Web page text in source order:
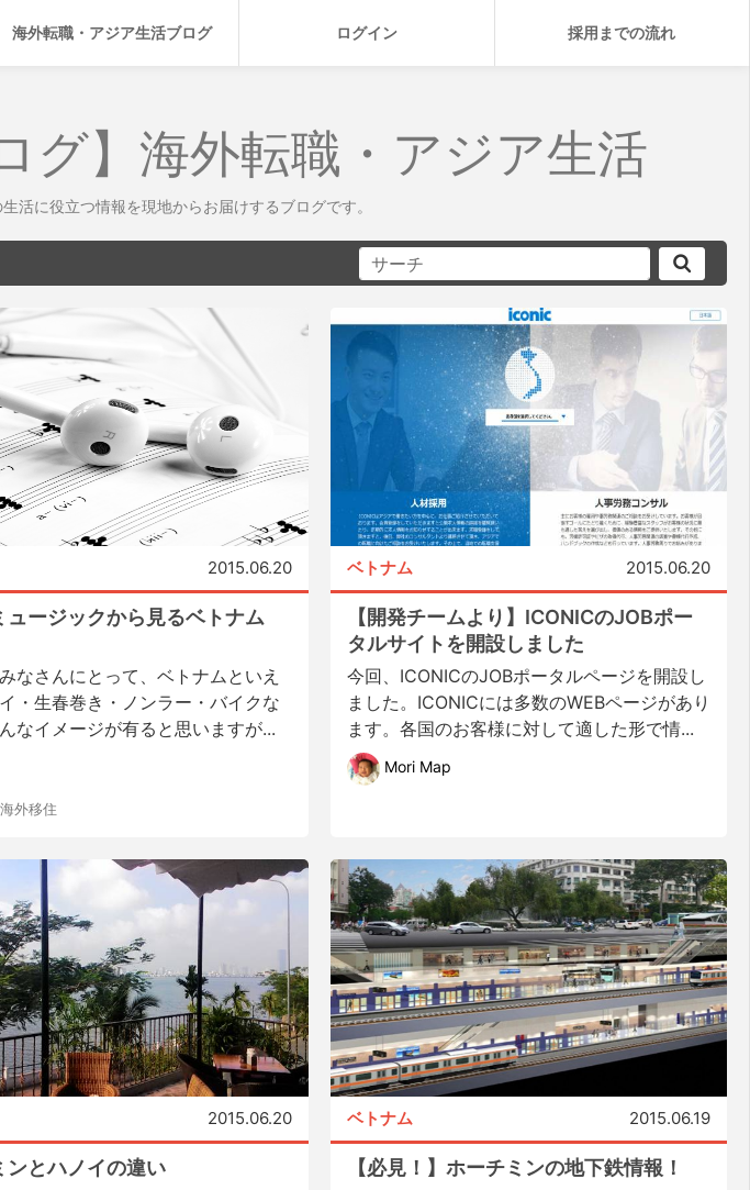
海外転職・アジア生活ブログ ログイン 採用までの流れ
グ】海外転職・アジア生活
活に役立つ情報を現地からお届けするブログです。
2015.06.20
ュージックから見るベトナム
なさんにとって、ベトナムといえ
・生春巻き・ノンラー・バイクな
なイメージが有ると思いますが...
外移住
ベトナム 2015.06.20
【開発チームより】ICONICのJOBポー
タルサイトを開設しました
今回、ICONICのJOBポータルページを開設し
ました。ICONICには多数のWEBページがあり
ます。各国のお客様に対して適した形で情...
Mori Map
2015.06.20
ンとハノイの違い
ベトナム 2015.06.19
【必見！】ホーチミンの地下鉄情報！